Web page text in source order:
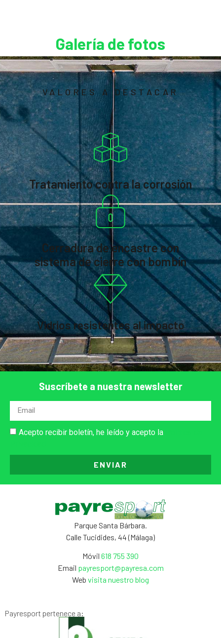
Galería de fotos
VALORES A DESTACAR
Tratamiento contra la corrosión
Cerradura de encastre con
sistema de cierre con bombín
Vidrios resistentes al impacto
Suscríbete a nuestra newsletter
Acepto recibir boletín, he leído y acepto la
ENVIAR
Parque Santa Bárbara.
Calle Tucidides, 44 (Málaga)
Móvil 618 755 390
Email payresport@payresa.com
Web visita nuestro blog
Payresport pertenece a: